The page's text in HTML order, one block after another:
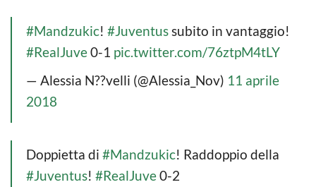
#Mandzukic! #Juventussubito in vantaggio!
#RealJuve0-1 pic.twitter.com/76ztpM4tLY
— Alessia N??velli (@Alessia_Nov) 11 aprile
2018
Doppietta di #Mandzukic! Raddoppio della
#Juventus! #RealJuve0-2